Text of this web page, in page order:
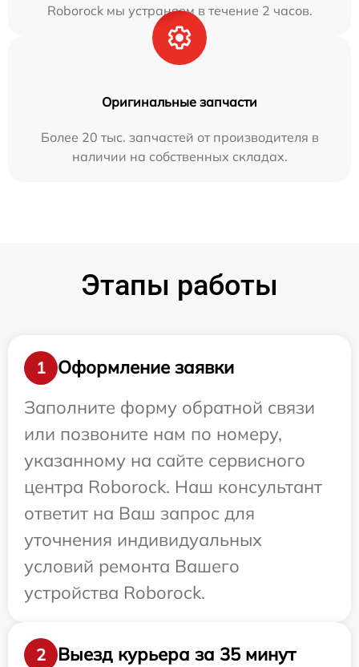
Roborock мы устраняем в течение 2 часов.
Оригинальные запчасти
Более 20 тыс. запчастей от производителя в
наличии на собственных складах.
Этапы работы
1
Оформление заявки
Заполните форму обратной связи
или позвоните нам по номеру,
указанному на сайте сервисного
центра Roborock. Наш консультант
ответит на Ваш запрос для
уточнения индивидуальных
условий ремонта Вашего
устройства Roborock.
2
Выезд курьера за 35 минут